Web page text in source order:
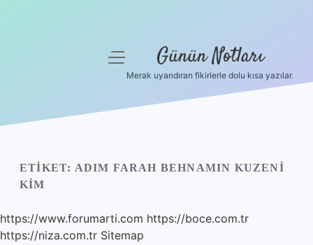
Yasal Uyarı
menüyü
Günün Notları
Merak uyandıran fikirlerle dolu kısa yazılar.
ETIKET: ADIM FARAH BEHNAMIN KUZENI
KIM
https://www.forumarti.com https://boce.com.tr
https://niza.com.tr Sitemap